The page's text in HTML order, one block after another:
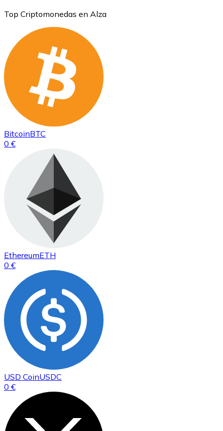
Top Criptomonedas en Alza
BitcoinBTC
0 €
EthereumETH
0 €
USD CoinUSDC
0 €